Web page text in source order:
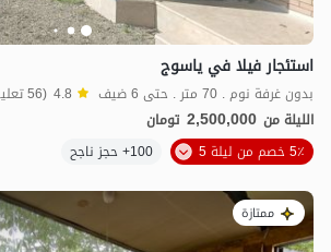
استئجار فيلا في ياسوج
بدون غرفة نوم . 70 متر . حتى 6 ضيف 4.8 (56 تعليق)
الليلة من 2,500,000 تومان
5٪ خصم من ليلة 5
100+ حجز ناجح
ممتازة